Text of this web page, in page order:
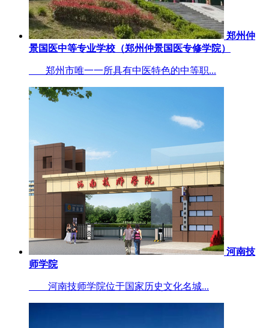
郑州仲
景国医中等专业学校（郑州仲景国医专修学院）
郑州市唯一一所具有中医特色的中等职...
河南技
师学院
河南技师学院位于国家历史文化名城...